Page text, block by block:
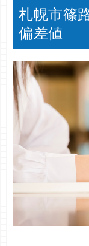
札幌市篠
偏差値